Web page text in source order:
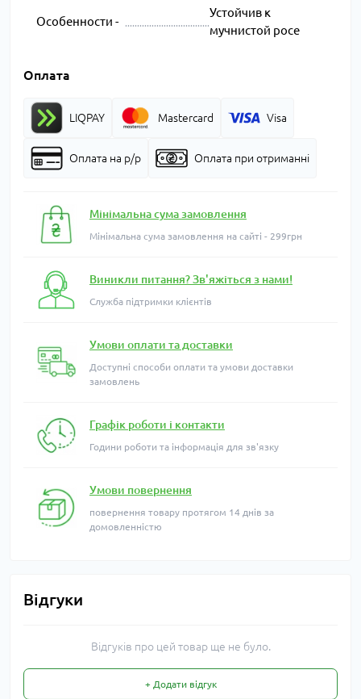
Особенности -
Устойчив к
мучнистой росе
Оплата
LIQPAY Mastercard Visa
Оплата на р/р Оплата при отриманні
Мінімальна сума замовлення
Мінімальна сума замовлення на сайті - 299грн
Виникли питання? Зв'яжіться з нами!
Служба підтримки клієнтів
Умови оплати та доставки
Доступні способи оплати та умови доставки
замовлень
Графік роботи і контакти
Години роботи та інформація для зв'язку
Умови повернення
повернення товару протягом 14 днів за
домовленністю
Відгуки
Відгуків про цей товар ще не було.
+ Додати відгук